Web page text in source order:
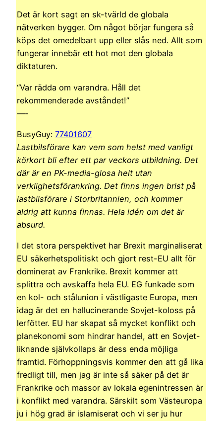
Det är kort sagt en sk-tvärld de globala
nätverken bygger. Om något börjar fungera så
köps det omedelbart upp eller slås ned. Allt som
fungerar innebär ett hot mot den globala
diktaturen.
“Var rädda om varandra. Håll det
rekommenderade avståndet!”
—-
BusyGuy: 77401607
Lastbilsförare kan vem som helst med vanligt
körkort bli efter ett par veckors utbildning. Det
där är en PK-media-glosa helt utan
verklighetsförankring. Det finns ingen brist på
lastbilsförare i Storbritannien, och kommer
aldrig att kunna finnas. Hela idén om det är
absurd.
I det stora perspektivet har Brexit marginaliserat
EU säkerhetspolitiskt och gjort rest-EU allt för
dominerat av Frankrike. Brexit kommer att
splittra och avskaffa hela EU. EG funkade som
en kol- och stålunion i västligaste Europa, men
idag är det en hallucinerande Sovjet-koloss på
lerfötter. EU har skapat så mycket konflikt och
planekonomi som hindrar handel, att en Sovjet-
liknande självkollaps är dess enda möjliga
framtid. Förhoppningsvis kommer den att gå lika
fredligt till, men jag är inte så säker på det är
Frankrike och massor av lokala egenintressen är
i konflikt med varandra. Särskilt som Västeuropa
ju i hög grad är islamiserat och vi ser ju hur